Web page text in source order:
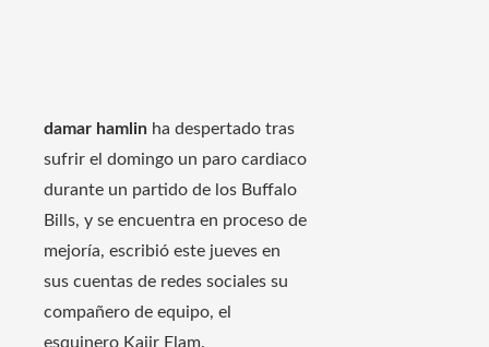
damar hamlin ha despertado tras
sufrir el domingo un paro cardiaco
durante un partido de los Buffalo
Bills, y se encuentra en proceso de
mejoría, escribió este jueves en
sus cuentas de redes sociales su
compañero de equipo, el
esquinero Kaiir Elam.